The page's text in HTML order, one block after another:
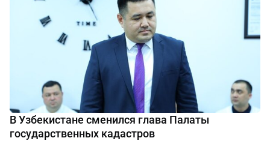
В Узбекистане сменился глава Палаты
государственных кадастров